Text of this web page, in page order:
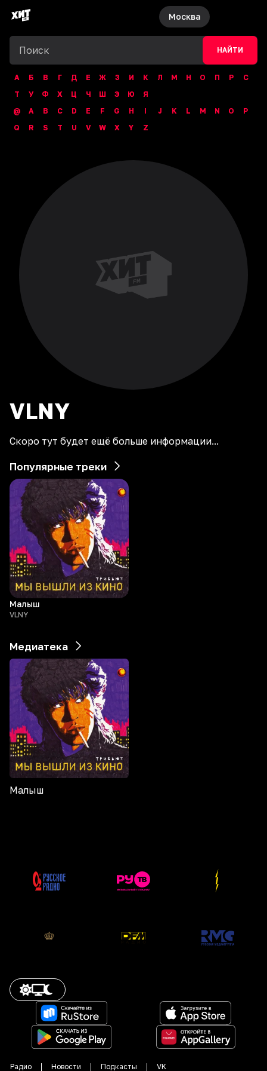
Москва
НАЙТИ
А Б В Г Д Е Ж З И К Л М Н О П Р
С
Т
У Ф Х Ц Ч Ш Э Ю
Я
@
A B C D E F G H I J K L M N O
P
Q
R S T U V W X Y Z
VLNY
Скоро тут будет ещё больше информации...
Популярные треки
Малыш
VLNY
Медиатека
Малыш
Радио Новости Подкасты VK